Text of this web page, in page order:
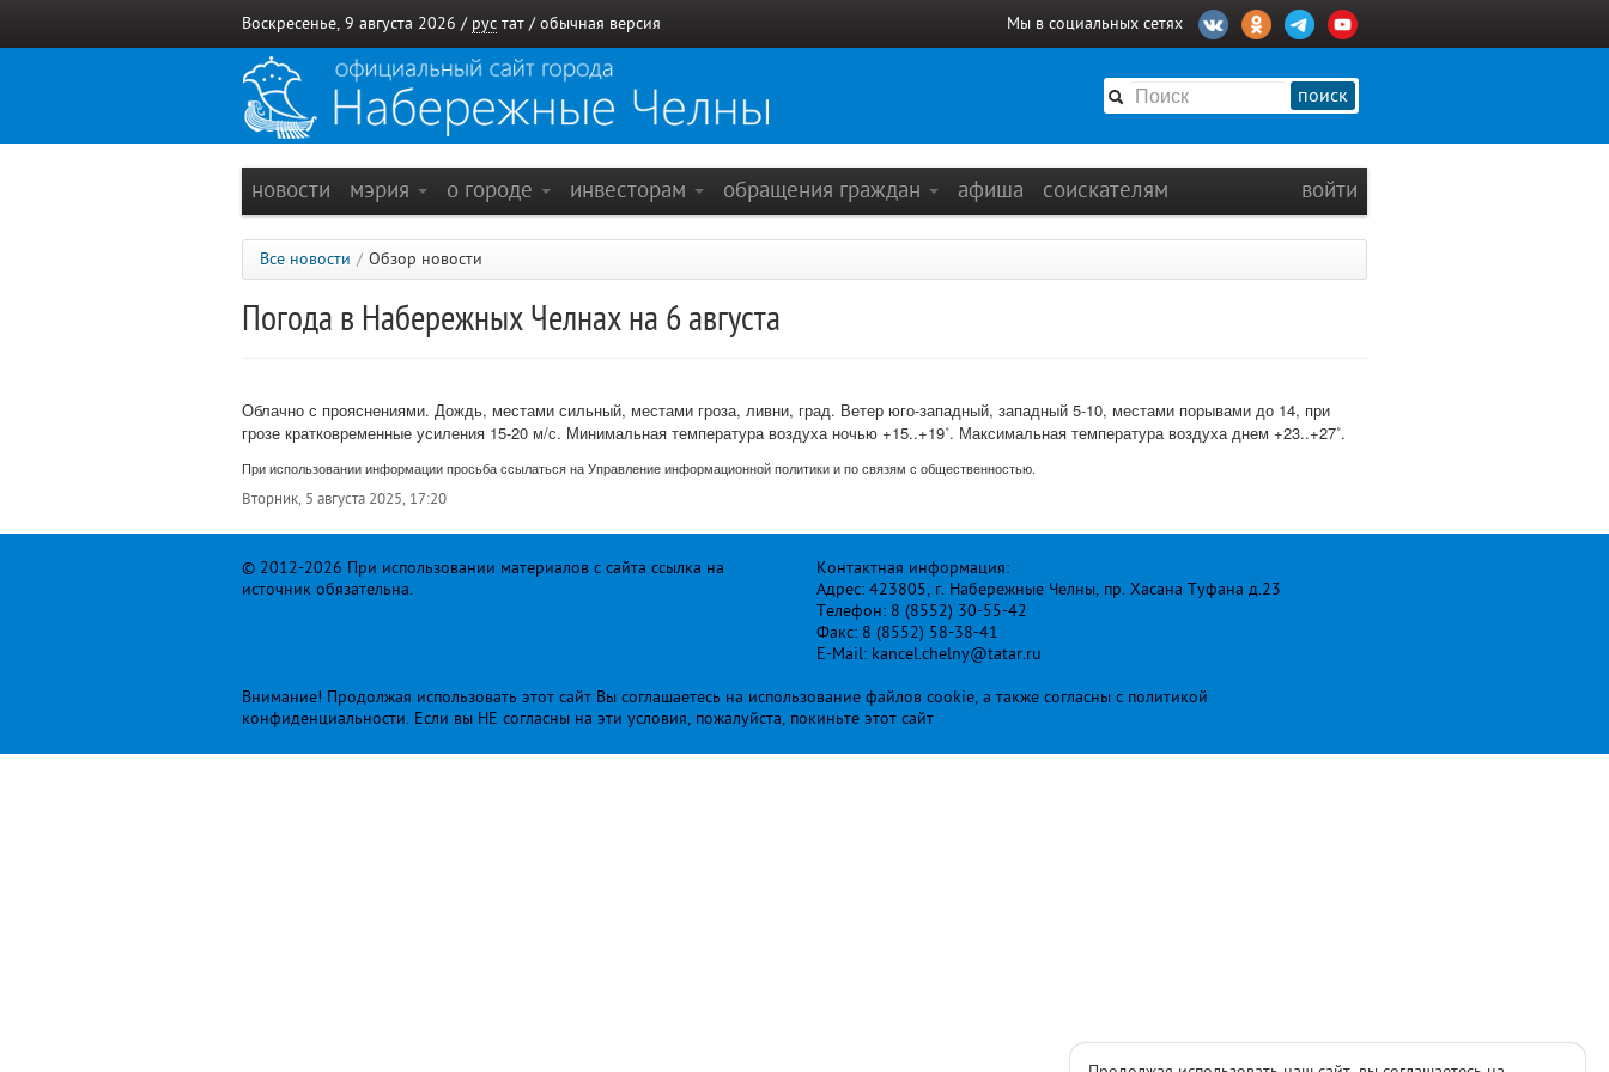
Воскресенье, 9 августа 2026 / рус тат / обычная версия Мы в социальных сетях
поиск
новости мэрия о городе инвесторам обращения граждан афиша соискателям войти
Все новости / Обзор новости
Погода в Набережных Челнах на 6 августа
Облачно с прояснениями. Дождь, местами сильный, местами гроза, ливни, град. Ветер юго-западный, западный 5-10, местами порывами до 14, при
грозе кратковременные усиления 15-20 м/с. Минимальная температура воздуха ночью +15..+19˚. Максимальная температура воздуха днем +23..+27˚.
При использовании информации просьба ссылаться на Управление информационной политики и по связям с общественностью.
Вторник, 5 августа 2025, 17:20
© 2012-2026 При использовании материалов с сайта ссылка на
источник обязательна.
Контактная информация:
Адрес: 423805, г. Набережные Челны, пр. Хасана Туфана д.23
Телефон: 8 (8552) 30-55-42
Факс: 8 (8552) 58-38-41
E-Mail: kancel.chelny@tatar.ru
Внимание! Продолжая использовать этот сайт Вы соглашаетесь на использование файлов cookie, а также согласны с политикой
конфиденциальности. Если вы НЕ согласны на эти условия, пожалуйста, покиньте этот сайт